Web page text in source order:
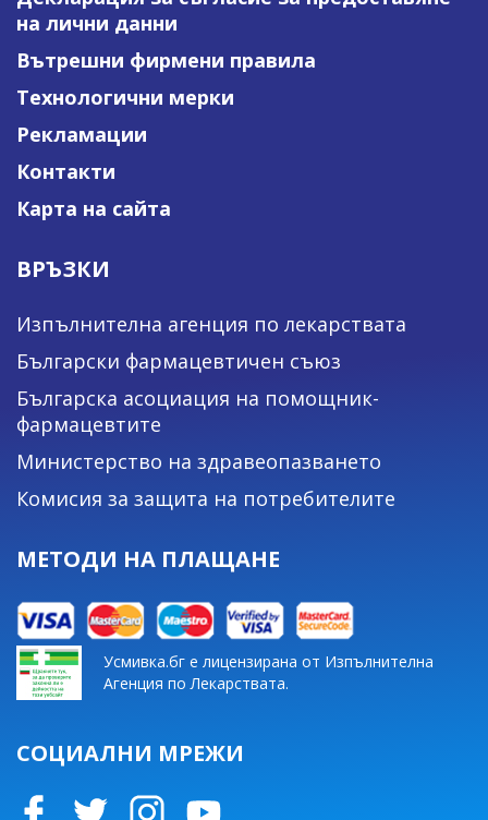
на лични данни
Вътрешни фирмени правила
Технологични мерки
Рекламации
Контакти
Карта на сайта
ВРЪЗКИ
Изпълнителна агенция по лекарствата
Български фармацевтичен съюз
Българска асоциация на помощник-
фармацевтите
Министерство на здравеопазването
Комисия за защита на потребителите
МЕТОДИ НА ПЛАЩАНЕ
Усмивка.бг е лицензирана от Изпълнителна
Агенция по Лекарствата.
СОЦИАЛНИ МРЕЖИ